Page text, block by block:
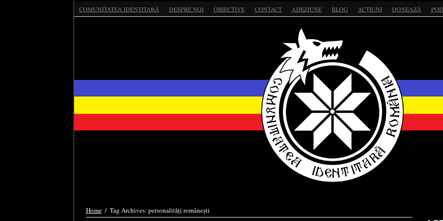
COMUNITATEA IDENTITARĂ DESPRE NOI OBIECTIVE CONTACT ADEZIUNE BLOG ACȚIUNI DONEAZĂ
Home / Tag Archives: personalități românești